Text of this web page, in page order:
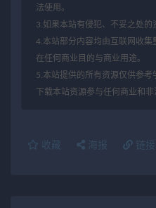
法使用。
3.如果本站有侵犯、不妥之处的
4.本站部分内容均由互联网收
在任何商业目的与商业用途。
5.本站提供的所有资源仅供参
下载本站资源参与任何商业和
收藏 海报 链接